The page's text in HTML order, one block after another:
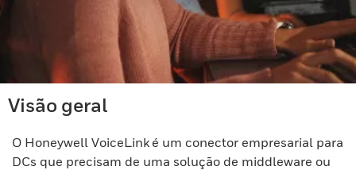
Visão geral
O Honeywell VoiceLink é um conector empresarial para
DCs que precisam de uma solução de middleware ou